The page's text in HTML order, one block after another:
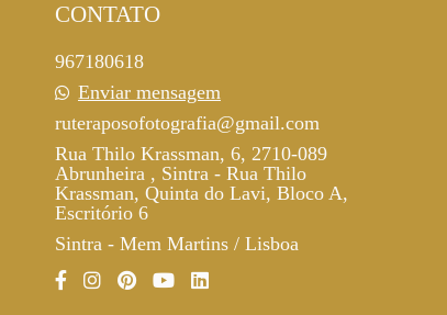
CONTATO
967180618
Enviar mensagem
ruteraposofotografia@gmail.com
Rua Thilo Krassman, 6, 2710-089
Abrunheira , Sintra - Rua Thilo
Krassman, Quinta do Lavi, Bloco A,
Escritório 6
Sintra - Mem Martins / Lisboa